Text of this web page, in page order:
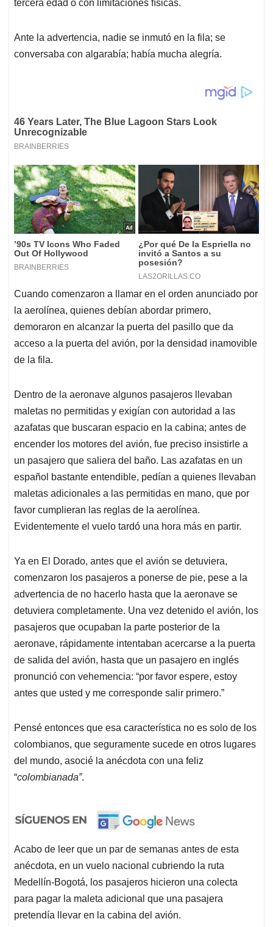
tercera edad o con limitaciones físicas.
Ante la advertencia, nadie se inmutó en la fila; se
conversaba con algarabía; había mucha alegría.
Cuando comenzaron a llamar en el orden anunciado por
la aerolínea, quienes debían abordar primero,
demoraron en alcanzar la puerta del pasillo que da
acceso a la puerta del avión, por la densidad inamovible
de la fila.
Dentro de la aeronave algunos pasajeros llevaban
maletas no permitidas y exigían con autoridad a las
azafatas que buscaran espacio en la cabina; antes de
encender los motores del avión, fue preciso insistirle a
un pasajero que saliera del baño. Las azafatas en un
español bastante entendible, pedían a quienes llevaban
maletas adicionales a las permitidas en mano, que por
favor cumplieran las reglas de la aerolínea.
Evidentemente el vuelo tardó una hora más en partir.
Ya en El Dorado, antes que el avión se detuviera,
comenzaron los pasajeros a ponerse de pie, pese a la
advertencia de no hacerlo hasta que la aeronave se
detuviera completamente. Una vez detenido el avión, los
pasajeros que ocupaban la parte posterior de la
aeronave, rápidamente intentaban acercarse a la puerta
de salida del avión, hasta que un pasajero en inglés
pronunció con vehemencia: “por favor espere, estoy
antes que usted y me corresponde salir primero.”
Pensé entonces que esa característica no es solo de los
colombianos, que seguramente sucede en otros lugares
del mundo, asocié la anécdota con una feliz
“colombianada”.
Acabo de leer que un par de semanas antes de esta
anécdota, en un vuelo nacional cubriendo la ruta
Medellín-Bogotá, los pasajeros hicieron una colecta
para pagar la maleta adicional que una pasajera
pretendía llevar en la cabina del avión.